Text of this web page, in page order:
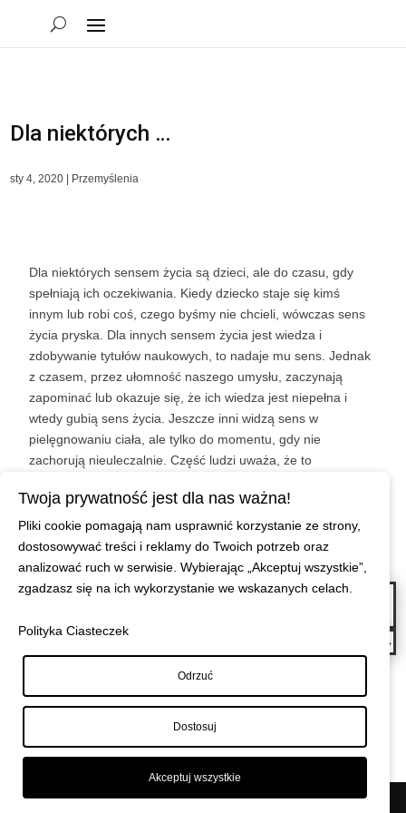
Dla niektórych …
sty 4, 2020 Przemyślenia
Dla niektórych sensem życia są dzieci, ale do czasu, gdy
spełniają ich oczekiwania. Kiedy dziecko staje się kimś
innym lub robi coś, czego byśmy nie chcieli, wówczas sens
życia pryska. Dla innych sensem życia jest wiedza i
zdobywanie tytułów naukowych, to nadaje mu sens. Jednak
z czasem, przez ułomność naszego umysłu, zaczynają
zapominać lub okazuje się, że ich wiedza jest niepełna i
wtedy gubią sens życia. Jeszcze inni widzą sens w
pielęgnowaniu ciała, ale tylko do momentu, gdy nie
zachorują nieuleczalnie. Część ludzi uważa, że to
stracą. Wielu myśli, że kariera zawodowa i wspinanie się po
szczeblach awansu dodaje im skrzydeł, jednak do momentu,
w którym się nie wypalą.
←Cisza – czasami tak jej potrzebujemy, by w niej pobyć, wrócić do tej
→
© Maciej Wiszniewski|Polityka prywatności
Twoja prywatność jest dla nas ważna!
Pliki cookie pomagają nam usprawnić korzystanie ze strony,
dostosowywać treści i reklamy do Twoich potrzeb oraz
analizować ruch w serwisie. Wybierając „Akceptuj wszystkie”,
zgadzasz się na ich wykorzystanie we wskazanych celach.
Polityka Ciasteczek
Odrzuć
Dostosuj
Akceptuj wszystkie